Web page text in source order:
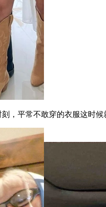
平常不敢穿的衣服这时候